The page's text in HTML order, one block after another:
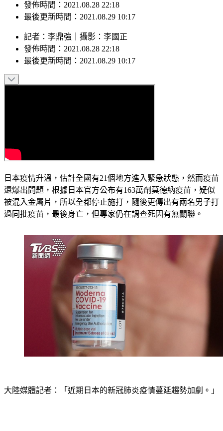
發佈時間：2021.08.28 22:18
最後更新時間：2021.08.29 10:17
記者 ： 李鼎強 攝影 ： 李國正
發佈時間： 2021.08.28 22:18
最後更新時間： 2021.08.29 10:17
日本疫情升溫，估計全國有21個地方進入緊急狀態，然而疫苗
還爆出問題，根據日本官方公布有163萬劑莫德納疫苗，疑似
被混入金屬片，所以全都停止施打，隨後更傳出有兩名男子打
過同批疫苗，最後身亡，但專家仍在調查死因有無關聯。
大陸媒體記者：「近期日本的新冠肺炎疫情蔓延趨勢加劇。」